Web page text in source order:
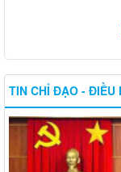
TIN CHỈ ĐẠO - ĐIỀU